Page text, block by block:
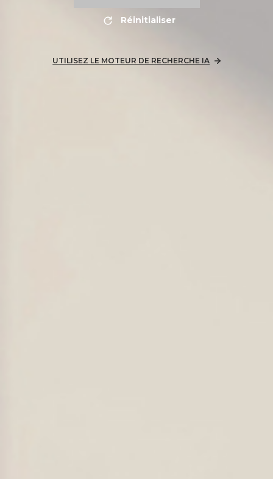
Réinitialiser
UTILISEZ LE MOTEUR DE RECHERCHE IA